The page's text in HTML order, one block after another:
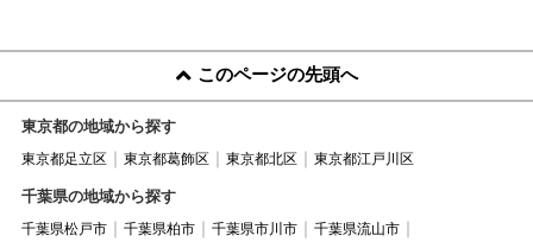
このページの先頭へ
東京都の地域から探す
東京都足立区 東京都葛飾区 東京都北区 東京都江戸川区
千葉県の地域から探す
千葉県松戸市 千葉県柏市 千葉県市川市
千葉県流山市